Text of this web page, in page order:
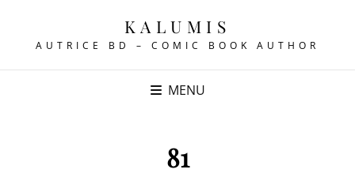
KALUMIS
AUTRICE BD – COMIC BOOK AUTHOR
MENU
81